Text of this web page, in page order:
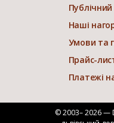
Публічний
Наші
Умови та
Прайс-
Платежі
© 2003– 2026 —